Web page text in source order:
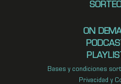
ON
Bases y condiciones
Privacidad y